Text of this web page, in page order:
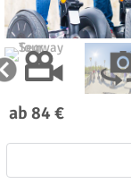
ab 84 €